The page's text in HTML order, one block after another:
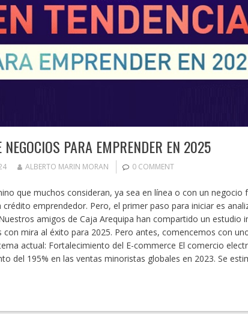
NEGOCIOS PARA EMPRENDER EN 2025
ALBERTO MARIN MORAN 0 COMMENT
que muchos consideran, ya sea en línea o con un negocio
emprendedor. Pero, el primer paso para iniciar es
amigos de Caja Arequipa han compartido un estudio
mira al éxito para 2025. Pero antes, comencemos con
actual: Fortalecimiento del E-commerce El comercio
del 195% en las ventas minoristas globales en 2023. Se